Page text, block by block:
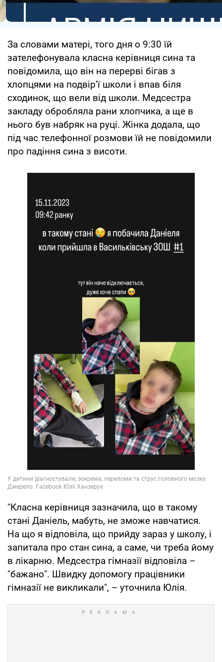
За словами матері, того дня о 9:30 їй
зателефонувала класна керівниця сина та
повідомила, що він на перерві бігав з
хлопцями на подвір’ї школи і впав біля
сходинок, що вели від школи. Медсестра
закладу обробляла рани хлопчика, а ще в
нього був набряк на руці. Жінка додала, що
під час телефонної розмови їй не повідомили
про падіння сина з висоти.
"Класна керівниця зазначила, що в такому
стані Даніель, мабуть, не зможе навчатися.
На що я відповіла, що прийду зараз у школу, і
запитала про стан сина, а саме, чи треба йому
в лікарню. Медсестра гімназії відповіла –
"бажано". Швидку допомогу працівники
гімназії не викликали", – уточнила Юлія.